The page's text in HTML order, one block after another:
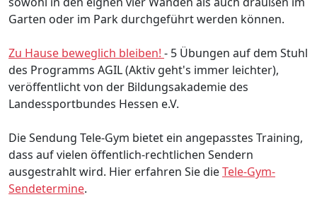
Garten oder im Park durchgeführt werden können.
Zu Hause beweglich bleiben! - 5 Übungen auf dem Stuhl
des Programms AGIL (Aktiv geht's immer leichter),
veröffentlicht von der Bildungsakademie des
Landessportbundes Hessen e.V.
Die Sendung Tele-Gym bietet ein angepasstes Training,
dass auf vielen öffentlich-rechtlichen Sendern
ausgestrahlt wird. Hier erfahren Sie dieTele-Gym-
Sendetermine.